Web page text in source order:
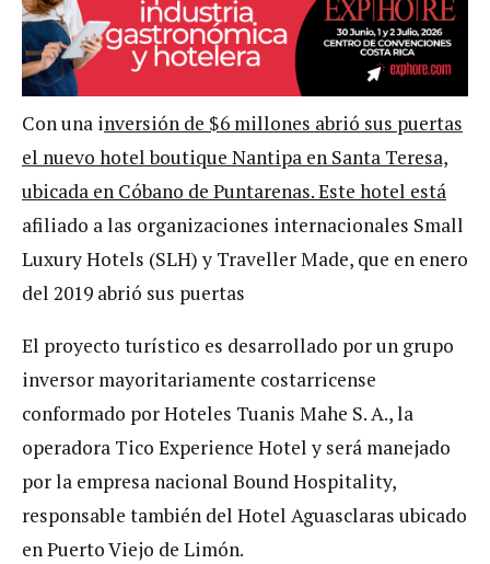
Con una inversión de $6 millones abrió sus puertas
el nuevo hotel boutique Nantipa en Santa Teresa,
ubicada en Cóbano de Puntarenas. Este hotel está
afiliado a las organizaciones internacionales Small
Luxury Hotels (SLH) y Traveller Made, que en enero
del 2019 abrió sus puertas
El proyecto turístico es desarrollado por un grupo
inversor mayoritariamente costarricense
conformado por Hoteles Tuanis Mahe S. A., la
operadora Tico Experience Hotel y será manejado
por la empresa nacional Bound Hospitality,
responsable también del Hotel Aguasclaras ubicado
en Puerto Viejo de Limón.